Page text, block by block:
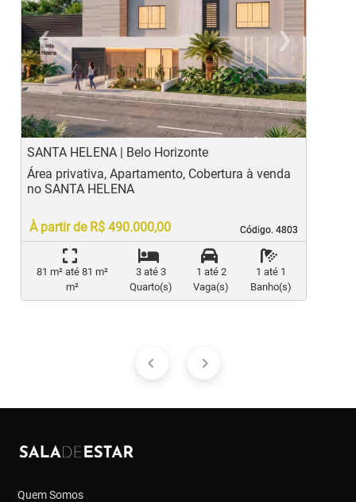
‹
Previous
›
SANTA HELENA | Belo Horizonte
Código. 4803
Código. 4803
Área privativa, Apartamento, Cobertura à venda
no SANTA HELENA
À partir de R$ 490.000,00
81 m² até 81 m²
m²
3 até 3
Quarto(s)
1 até 2
Vaga(s)
1 até 1
Banho(s)
Quem Somos